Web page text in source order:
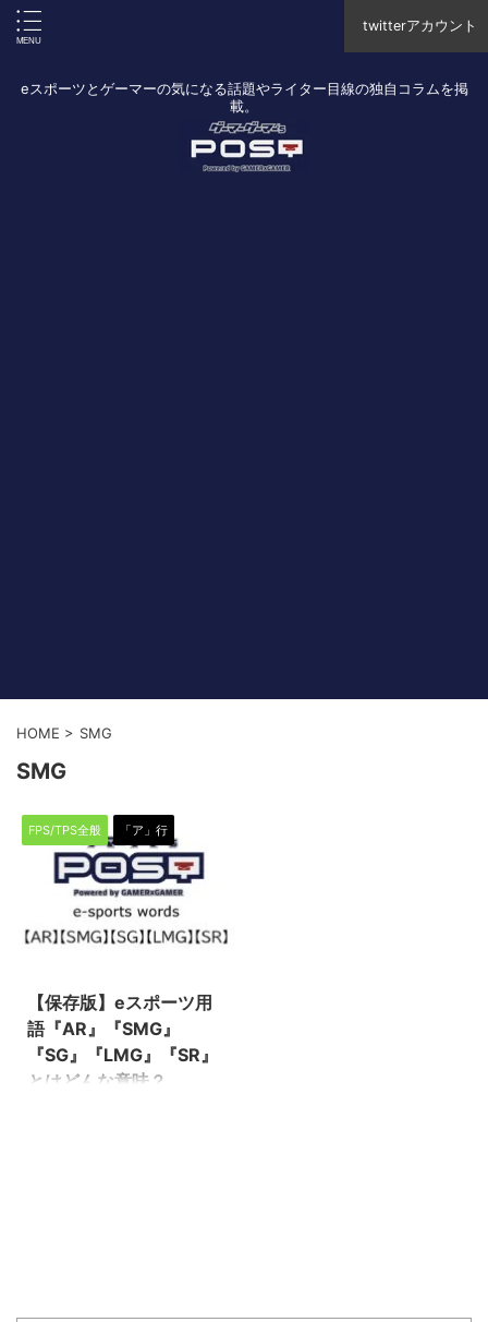
twitterアカウント
eスポーツとゲーマーの気になる話題やライター目線の独自コラムを掲
載。
HOME > SMG
SMG
FPS/TPS全般 「ア」行
【保存版】eスポーツ用
語『AR』『SMG』
『SG』『LMG』『SR』
とはどんな意味？